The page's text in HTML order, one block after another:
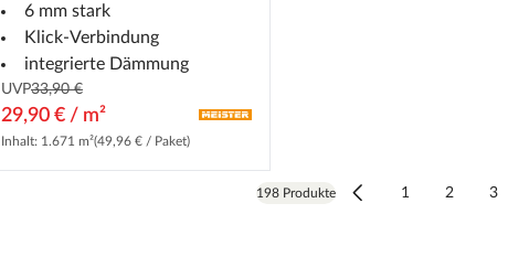
Fliese6 mm stark
Klick-Verbindung
integrierte Dämmung
UVP33,90 €
29,90 € / m²
Inhalt: 1.671 m²(49,96 € / Paket)
198 Produkte 1 2 3